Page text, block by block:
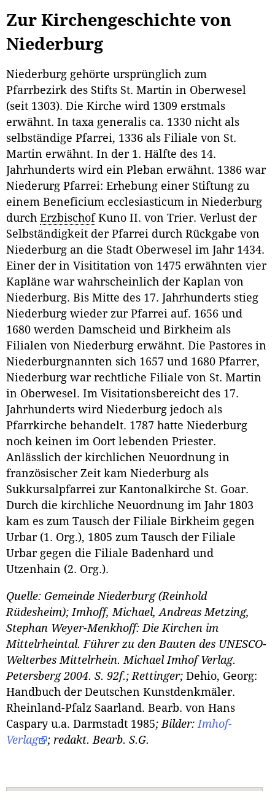
Zur Kirchengeschichte von
Niederburg
Niederburg gehörte ursprünglich zum
Pfarrbezirk des Stifts St. Martin in Oberwesel
(seit 1303). Die Kirche wird 1309 erstmals
erwähnt. In taxa generalis ca. 1330 nicht als
selbständige Pfarrei, 1336 als Filiale von St.
Martin erwähnt. In der 1. Hälfte des 14.
Jahrhunderts wird ein Pleban erwähnt. 1386 war
Niederurg Pfarrei: Erhebung einer Stiftung zu
einem Beneficium ecclesiasticum in Niederburg
durch ErzbischofKuno II. von Trier. Verlust der
Selbständigkeit der Pfarrei durch Rückgabe von
Niederburg an die Stadt Oberwesel im Jahr 1434.
Einer der in Visititation von 1475 erwähnten vier
Kapläne war wahrscheinlich der Kaplan von
Niederburg. Bis Mitte des 17. Jahrhunderts stieg
Niederburg wieder zur Pfarrei auf. 1656 und
1680 werden Damscheid und Birkheim als
Filialen von Niederburg erwähnt. Die Pastores in
Niederburgnannten sich 1657 und 1680 Pfarrer,
Niederburg war rechtliche Filiale von St. Martin
in Oberwesel. Im Visitationsbereicht des 17.
Jahrhunderts wird Niederburg jedoch als
Pfarrkirche behandelt. 1787 hatte Niederburg
noch keinen im Oort lebenden Priester.
Anlässlich der kirchlichen Neuordnung in
französischer Zeit kam Niederburg als
Sukkursalpfarrei zur Kantonalkirche St. Goar.
Durch die kirchliche Neuordnung im Jahr 1803
kam es zum Tausch der Filiale Birkheim gegen
Urbar (1. Org.), 1805 zum Tausch der Filiale
Urbar gegen die Filiale Badenhard und
Utzenhain (2. Org.).
Quelle: Gemeinde Niederburg (Reinhold
Rüdesheim); Imhoff, Michael, Andreas Metzing,
Stephan Weyer-Menkhoff: Die Kirchen im
Mittelrheintal. Führer zu den Bauten des UNESCO-
Welterbes Mittelrhein. Michael Imhof Verlag.
Petersberg 2004. S. 92f.; Rettinger; Dehio, Georg:
Handbuch der Deutschen Kunstdenkmäler.
Rheinland-Pfalz Saarland. Bearb. von Hans
Caspary u.a. Darmstadt 1985; Bilder:Imhof-
Verlag
; redakt. Bearb. S.G.